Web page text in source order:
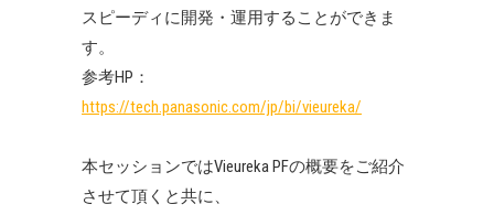
スピーディに開発・運用することができま
す。
参考HP：
https://tech.panasonic.com/jp/bi/vieureka/
本セッションではVieureka PFの概要をご紹介
させて頂くと共に、